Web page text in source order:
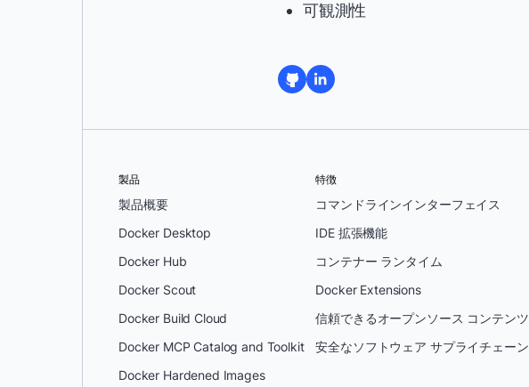
可観測性
製品
製品概要
Docker Desktop
Docker Hub
Docker Scout
Docker Build Cloud
Docker MCP Catalog and Toolkit
Docker Hardened Images
特徴
コマンドラインインターフェイス
IDE 拡張機能
コンテナー ランタイム
Docker Extensions
信頼できるオープンソース コンテンツ
安全なソフトウェア サプライチェーン